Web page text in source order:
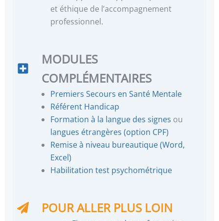
et éthique de l’accompagnement
professionnel.
MODULES
COMPLÉMENTAIRES
Premiers Secours en Santé Mentale
Référent Handicap
Formation à la langue des signes ou
langues étrangères (option CPF)
Remise à niveau bureautique (Word,
Excel)
Habilitation test psychométrique
POUR ALLER PLUS LOIN